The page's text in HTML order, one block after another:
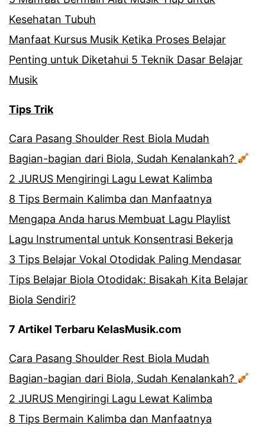
Kesehatan Tubuh
Manfaat Kursus Musik Ketika Proses Belajar
Penting untuk Diketahui 5 Teknik Dasar Belajar
Musik
Tips Trik
Cara Pasang Shoulder Rest Biola Mudah
Bagian-bagian dari Biola, Sudah Kenalankah?
2 JURUS Mengiringi Lagu Lewat Kalimba
8 Tips Bermain Kalimba dan Manfaatnya
Mengapa Anda harus Membuat Lagu Playlist
Lagu Instrumental untuk Konsentrasi Bekerja
3 Tips Belajar Vokal Otodidak Paling Mendasar
Tips Belajar Biola Otodidak: Bisakah Kita Belajar
Biola Sendiri?
7 Artikel Terbaru KelasMusik.com
Cara Pasang Shoulder Rest Biola Mudah
Bagian-bagian dari Biola, Sudah Kenalankah?
2 JURUS Mengiringi Lagu Lewat Kalimba
8 Tips Bermain Kalimba dan Manfaatnya